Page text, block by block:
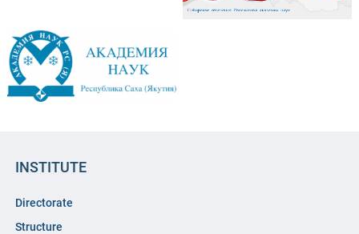
INSTITUTE
Directorate
Structure